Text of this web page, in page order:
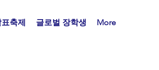
축제 글로벌 장학생 More